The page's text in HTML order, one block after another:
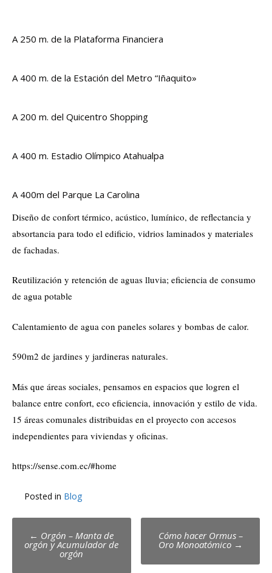
A 250 m. de la Plataforma Financiera
A 400 m. de la Estación del Metro “Iñaquito»
A 200 m. del Quicentro Shopping
A 400 m. Estadio Olímpico Atahualpa
A 400m del Parque La Carolina
Diseño de confort térmico, acústico, lumínico, de reflectancia y
absortancia para todo el edificio, vidrios laminados y materiales
de fachadas.
Reutilización y retención de aguas lluvia; eficiencia de consumo
de agua potable
Calentamiento de agua con paneles solares y bombas de calor.
590m2 de jardines y jardineras naturales.
Más que áreas sociales, pensamos en espacios que logren el
balance entre confort, eco eficiencia, innovación y estilo de vida.
15 áreas comunales distribuidas en el proyecto con accesos
independientes para viviendas y oficinas.
https://sense.com.ec/#home
Posted in Blog
Post
navigation
← Orgón – Manta de
orgón y Acumulador de
orgón
Cómo hacer Ormus –
Oro Monoatómico →